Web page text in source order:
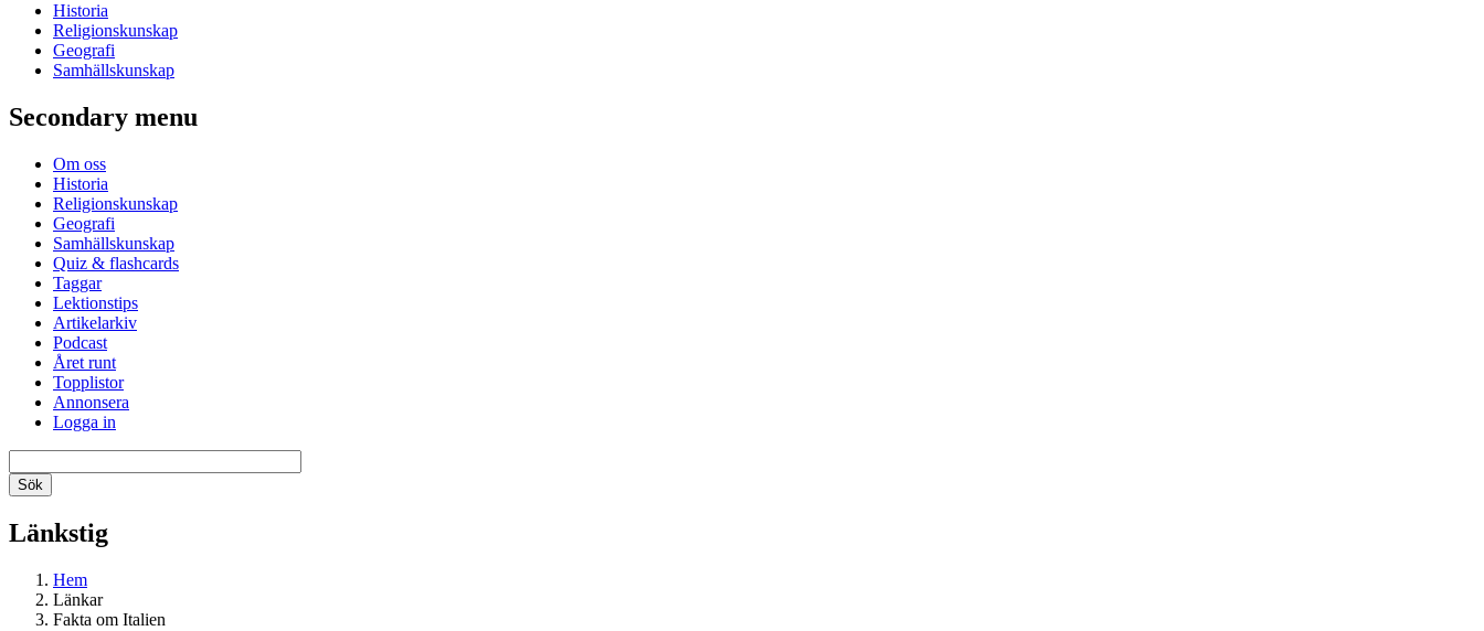
Historia
Religionskunskap
Geografi
Samhällskunskap
Secondary menu
Om oss
Historia
Religionskunskap
Geografi
Samhällskunskap
Quiz & flashcards
Taggar
Lektionstips
Artikelarkiv
Podcast
Året runt
Topplistor
Annonsera
Logga in
Länkstig
Hem
Länkar
Fakta om Italien